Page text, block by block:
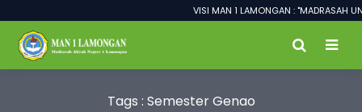
VISI MAN 1 LAMONGAN : "MADRASAH
Tags : Semester Genao